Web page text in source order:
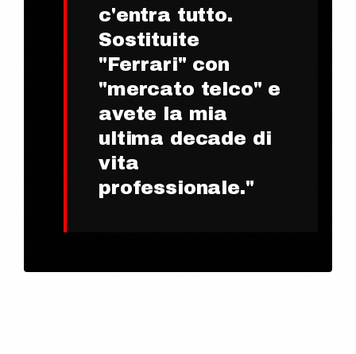
c'entra tutto.
Sostituite
"Ferrari" con
"mercato telco" e
avete la mia
ultima decade di
vita
professionale."